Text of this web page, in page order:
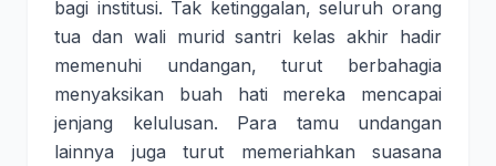
bagi institusi. Tak ketinggalan, seluruh orang
tua dan wali murid santri kelas akhir hadir
memenuhi undangan, turut berbahagia
menyaksikan buah hati mereka mencapai
jenjang kelulusan. Para tamu undangan
lainnya juga turut memeriahkan suasana